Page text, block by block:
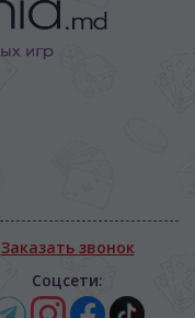
Заказать звонок
Соцсети: